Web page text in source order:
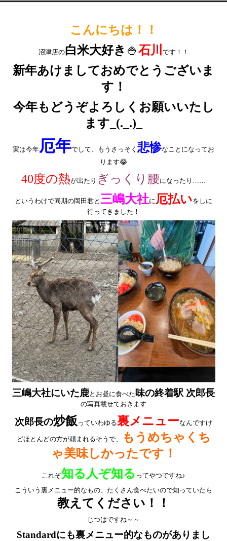
こんにちは！！
沼津店の白米大好き 🍚石川 です！！
新年あけましておめでとうございま
す！
今年もどうぞよろしくお願いいたし
ます_(._.)_
実は今年厄年でして、もうさっそく 悲惨なことになってお
ります😂
40度の熱が出たり ぎっくり腰になったり……
というわけで同期の岡田君と 三嶋大社に厄払いをしに
行ってきました！
三嶋大社にいた鹿とお昼に食べた 味の終着駅 次郎長
の写真載せておきます
次郎長の炒飯 っていわゆる裏メニューなんですけ
どほとんどの方が頼まれるそうで、
もうめちゃくち
ゃ美味しかったです！
これぞ知る人ぞ知る ってやつですね♪
こういう裏メニュー的なもの、たくさん食べたいので知っていたら
教えてください！！
じつはですね～～
Standardにも裏メニュー的なものがありまし